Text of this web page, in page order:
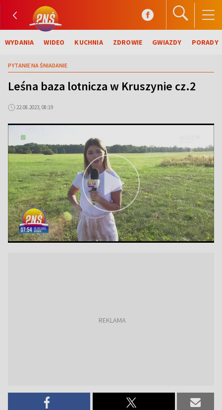
WYDANIA WIDEO KUCHNIA ZDROWIE GWIAZDY PORADY
PYTANIE NA ŚNIADANIE
Leśna baza lotnicza w Kruszynie cz.2
22.08.2023, 08:19